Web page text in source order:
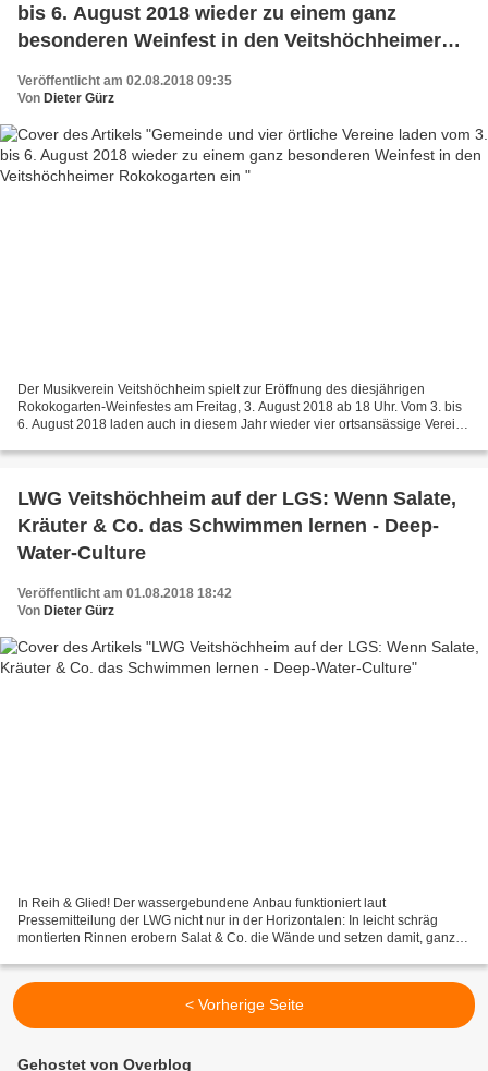
bis 6. August 2018 wieder zu einem ganz
besonderen Weinfest in den Veitshöchheimer
Veröffentlicht am 02.08.2018 09:35
Von Dieter Gürz
Der Musikverein Veitshöchheim spielt zur Eröffnung des diesjährigen
Rokokogarten-Weinfestes am Freitag, 3. August 2018 ab 18 Uhr. Vom 3. bis
6. August 2018 laden auch in diesem Jahr wieder vier ortsansässige Vereine
LWG Veitshöchheim auf der LGS: Wenn Salate,
Kräuter & Co. das Schwimmen lernen - Deep-
Water-Culture
Veröffentlicht am 01.08.2018 18:42
Von Dieter Gürz
In Reih & Glied! Der wassergebundene Anbau funktioniert laut
Pressemitteilung der LWG nicht nur in der Horizontalen: In leicht schräg
montierten Rinnen erobern Salat & Co. die Wände und setzen damit, ganz
< Vorherige Seite
Gehostet von Overblog